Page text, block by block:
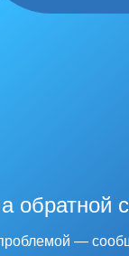
обратной
—